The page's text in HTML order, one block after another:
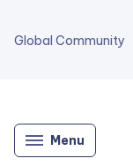
Global Community
Menu